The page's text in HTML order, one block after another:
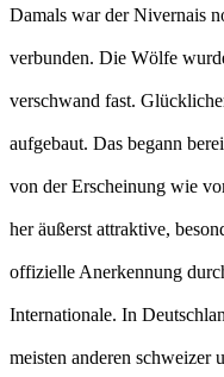
Damals war der Nivernais
verbunden. Die Wölfe
verschwand fast.
aufgebaut. Das begann
von der Erscheinung wie
her äußerst attraktive,
offizielle Anerkennung
Internationale. In
meisten anderen schweizer